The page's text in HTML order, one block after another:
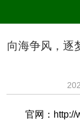
向海争风，逐
官网：http://